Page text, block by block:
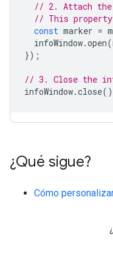
// 2. Attach the
// This
const marker =
infoWindow.open(
});
// 3. Close the
infoWindow.close
¿Qué sigue?
Cómo